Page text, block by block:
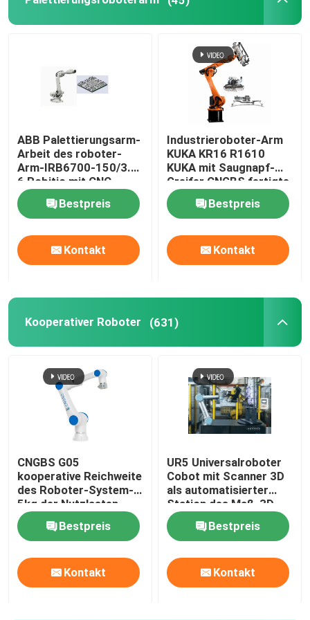
Roboter-Arm-Greifer
Montageroboter-Arm
Wählen Sie den Roboter aus
Malerei-Roboter-Arm
Polierroboter
Geschickte Hand
ABB Palettierungsarm-
Arbeit des roboter-
Arm-IRB6700-150/3.2
6 Robitic mit CNC-
Maschine
Bestpreis
Kontakt
Industrieroboter-Arm
KUKA KR16 R1610
KUKA mit Saugnapf-
Greifer CNGBS fertigte
Greifer für die
Palettierung besonders
an
Bestpreis
Kontakt
Kooperativer Roboter (631)
CNGBS G05
kooperative Reichweite
des Roboter-System-
5kg der Nutzlasten-
800mm für das
Versammlungs-
Maschinen-Neigen
Bestpreis
Kontakt
UR5 Universalroboter
Cobot mit Scanner 3D
als automatisierter
Station des Maß-3D
Bestpreis
Kontakt